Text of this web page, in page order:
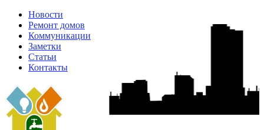
Новости
Ремонт домов
Коммуникации
Заметки
Статьи
Контакты